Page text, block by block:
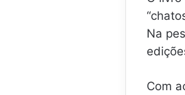
Na
Com